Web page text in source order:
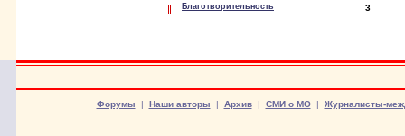
Благотворительность 3
Форумы | Наши авторы | Архив| СМИ о МО| Журналисты-